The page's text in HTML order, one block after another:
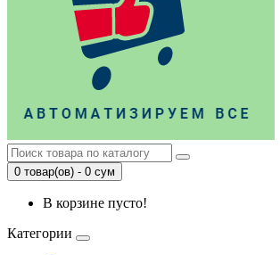
0 товар(ов) - 0 сум
В корзине пусто!
Категории